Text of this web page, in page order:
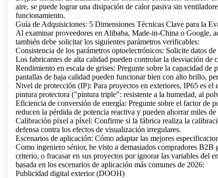
aire, se puede lograr una disipación de calor pasiva sin
funcionamiento.
Guía de Adquisiciones: 5 Dimensiones Técnicas Clave para la
Al examinar proveedores en Alibaba, Made-in-China o Google,
también debe solicitar los siguientes parámetros verificables:
Consistencia de los parámetros optoelectrónicos: Solicite datos
Los fabricantes de alta calidad pueden controlar la desviación de
Rendimiento en escala de grises: Pregunte sobre la capacidad
pantallas de baja calidad pueden funcionar bien con alto brillo,
Nivel de protección (IP): Para proyectos en exteriores, IP65 es el
pintura protectora ("pintura triple": resistente a la humedad, al
Eficiencia de conversión de energía: Pregunte sobre el factor de
reducen la pérdida de potencia reactiva y pueden ahorrar miles
Calibración píxel a píxel: Confirme si la fábrica realiza la
defensa contra los efectos de visualización irregulares.
Escenarios de aplicación: Cómo adaptar las mejores
Como ingeniero sénior, he visto a demasiados compradores B2B
criterio, o fracasar en sus proyectos por ignorar las variables del
basada en los escenarios de aplicación más comunes de 2026:
Publicidad digital exterior (DOOH)